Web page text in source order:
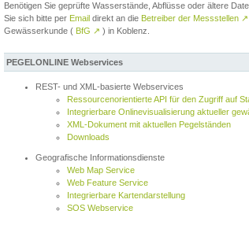
Benötigen Sie geprüfte Wasserstände, Abflüsse oder ältere
Sie sich bitte per Email direkt an die Betreiber der Messstellen ↗
Gewässerkunde ( BfG ↗ ) in Koblenz.
PEGELONLINE Webservices
REST- und XML-basierte Webservices
Ressourcenorientierte API für den Zugriff auf
Integrierbare Onlinevisualisierung aktueller
XML-Dokument mit aktuellen Pegelständen
Downloads
Geografische Informationsdienste
Web Map Service
Web Feature Service
Integrierbare Kartendarstellung
SOS Webservice